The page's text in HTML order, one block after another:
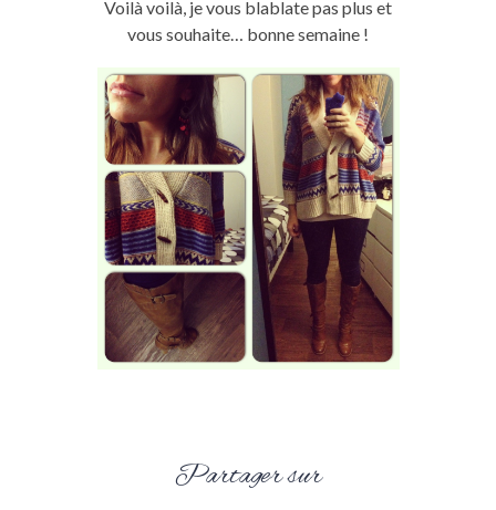
Voilà voilà, je vous blablate pas plus et
vous souhaite… bonne semaine !
Partager sur